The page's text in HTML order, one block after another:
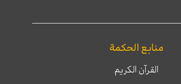
منابع الحكمة
القرآن الكريم